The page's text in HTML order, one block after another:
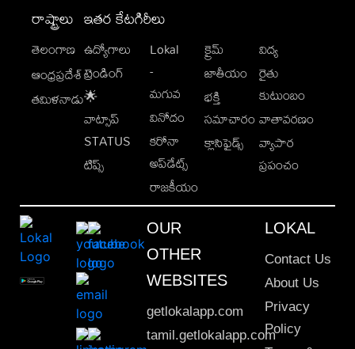
రాష్ట్రాలు
తెలంగాణ
ఆంధ్రప్రదేశ్
తమిళనాడు
ఇతర కేటగిరీలు
ఉద్యోగాలు
ట్రెండింగ్
🌟
వాట్సాప్
STATUS
టిప్స్
Lokal
-
మగువ
వినోదం
కరోనా
అప్‌డేట్స్
రాజకీయం
క్రైమ్
జాతీయం
భక్తి
సమాచారం
క్లాసిఫైడ్స్
విద్య
రైతు
కుటుంబం
వాతావరణం
వ్యాపార
ప్రపంచం
OUR
OTHER
WEBSITES
getlokalapp.com
tamil.getlokalapp.com
LOKAL
Contact Us
About Us
Privacy
Policy